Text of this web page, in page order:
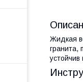
Жидкая
гранита,